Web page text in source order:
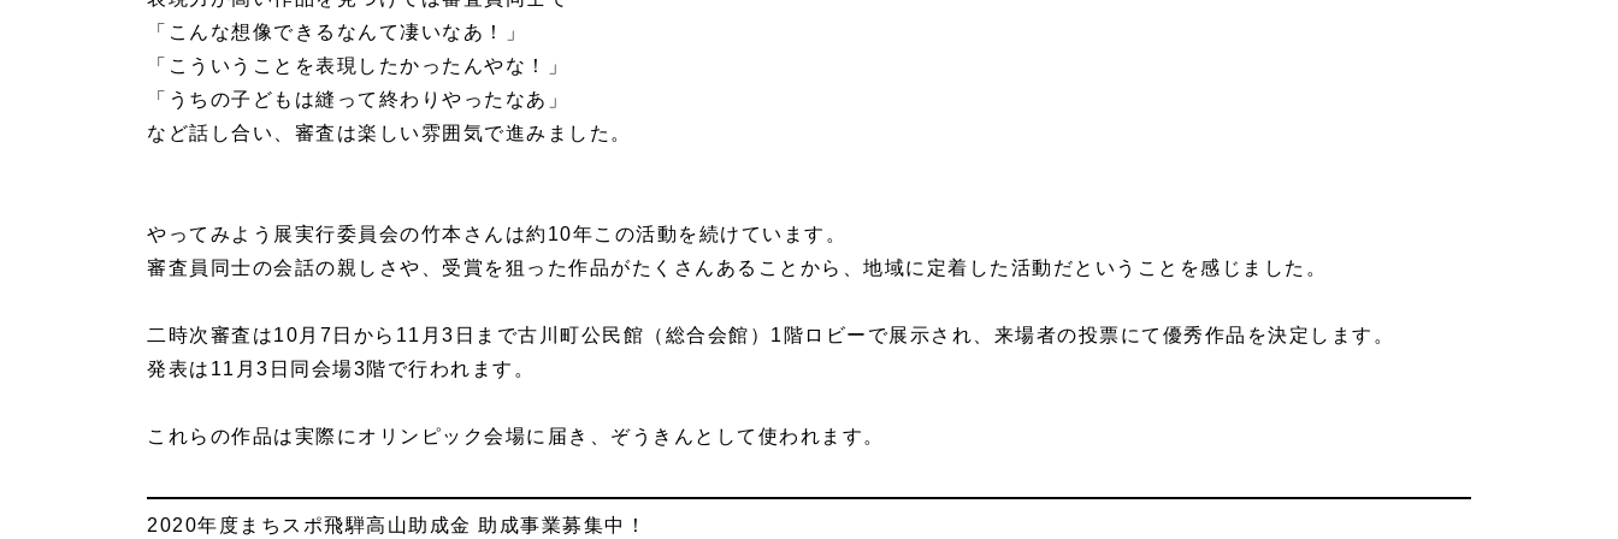
「こんな想像できるなんて凄いなあ！」
「こういうことを表現したかったんやな！」
「うちの子どもは縫って終わりやったなあ」
など話し合い、審査は楽しい雰囲気で進みました。
やってみよう展実行委員会の竹本さんは約10年この活動を続けています。
審査員同士の会話の親しさや、受賞を狙った作品がたくさんあることから、地域に定着した活動だということを感じました。
二時次審査は10月7日から11月3日まで古川町公民館（総合会館）1階ロビーで展示され、来場者の投票にて優秀作品を決定します。
発表は11月3日同会場3階で行われます。
これらの作品は実際にオリンピック会場に届き、ぞうきんとして使われます。
2020年度まちスポ飛騨高山助成金 助成事業募集中！